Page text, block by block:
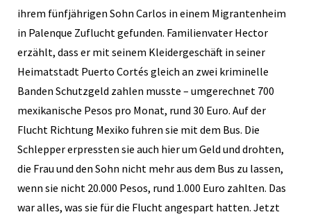
ihrem fünfjährigen Sohn Carlos in einem Migrantenheim
in Palenque Zuflucht gefunden. Familienvater Hector
erzählt, dass er mit seinem Kleidergeschäft in seiner
Heimatstadt Puerto Cortés gleich an zwei kriminelle
Banden Schutzgeld zahlen musste – umgerechnet 700
mexikanische Pesos pro Monat, rund 30 Euro. Auf der
Flucht Richtung Mexiko fuhren sie mit dem Bus. Die
Schlepper erpressten sie auch hier um Geld und drohten,
die Frau und den Sohn nicht mehr aus dem Bus zu lassen,
wenn sie nicht 20.000 Pesos, rund 1.000 Euro zahlten. Das
war alles, was sie für die Flucht angespart hatten. Jetzt